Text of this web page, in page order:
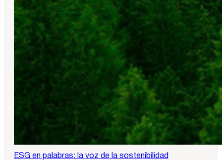
ESG en palabras: la voz de la sostenibilidad